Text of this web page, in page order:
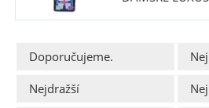
Doporučujeme.
Nejdražší